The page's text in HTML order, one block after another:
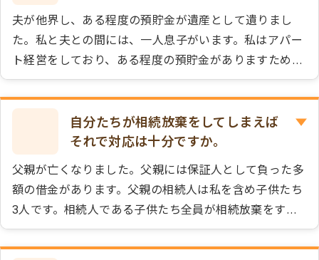
夫が他界し、ある程度の預貯金が遺産として遺りまし
た。私と夫との間には、一人息子がいます。私はアパー
ト経営をしており、ある程度の預貯金がありますため、
今後の生活には不安がありません。私が亡くなった際に
相続税の心配を息子にさせてしまうのも何なので、夫の
遺産については、息子に相続してもらいたいと思ってい
ます。息子に相談すると「お母さんも相続して欲しい」
いと聞きました。このような理由で相続放棄はできます
自分たちが相続放棄をしてしまえば
それで対応は十分ですか。
父親が亡くなりました。父親には保証人として負った多
額の借金があります。父親の相続人は私を含め子供たち
3人です。相続人である子供たち全員が相続放棄をする
ことになりました。対応としては、これで十分でしょう
か？